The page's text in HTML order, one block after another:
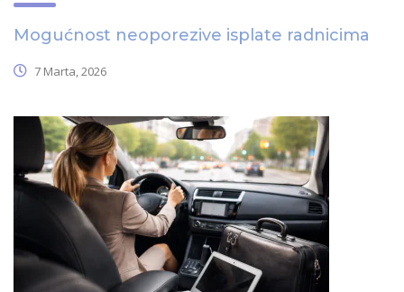
Mogućnost neoporezive isplate radnicima
7 Marta, 2026